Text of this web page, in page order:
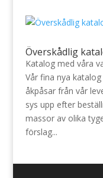
Överskådlig
Katalog med våra
Vår fina nya
åkpåsar från vår
sys upp efter
massor av olika
förslag...